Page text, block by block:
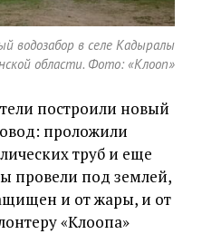
водозабор в селе Кадыралы
области. Фото: «Клооп»
построили новый
проложили
труб и еще
провели под землей,
и от жары, и от
«Клоопа»